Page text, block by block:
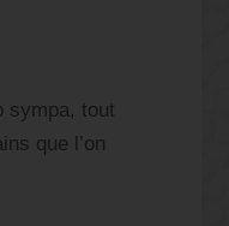
sympa, tout
que l’on